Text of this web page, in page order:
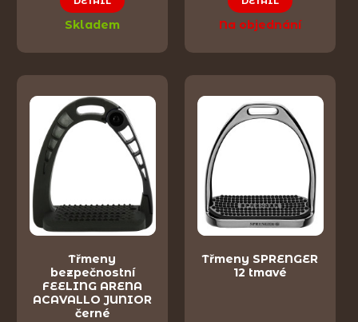
Skladem Na objednání
Třmeny
bezpečnostní
FEELING ARENA
ACAVALLO JUNIOR
černé
Třmeny SPRENGER
12 tmavé